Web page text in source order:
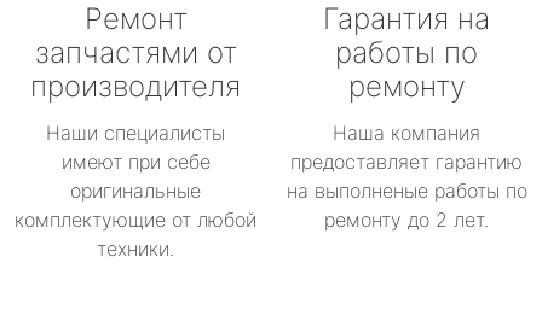
Ремонт
запчастями от
производителя
Наши специалисты
имеют при себе
оригинальные
комплектующие от любой
техники.
Гарантия на
работы по
ремонту
Наша компания
предоставляет гарантию
на выполненые работы по
ремонту до 2 лет.